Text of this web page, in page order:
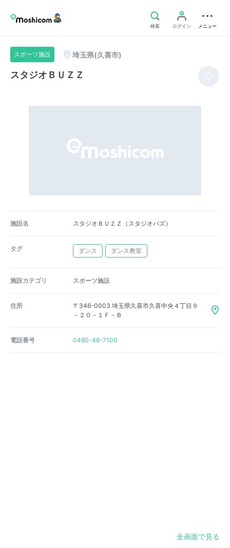
検索 ログイン メニュー
スポーツ施設 埼玉県(久喜市)
スタジオＢＵＺＺ
施設名 スタジオＢＵＺＺ（スタジオバズ）
タグ ダンス ダンス教室
施設カテゴリ スポーツ施設
住所
〒346-0003 埼玉県久喜市久喜中央４丁目９
－２０－１Ｆ－Ｂ
電話番号 0480-48-7100
全画面で見る